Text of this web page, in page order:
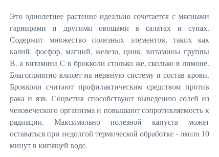
Это однолетнее растение идеально сочетается с мясными
гарнирами и другими овощами в салатах и супах.
Содержит множество полезных элементов, таких как
калий, фосфор, магний, железо, цинк, витамины группы
В, а витамина С в брокколи столько же, сколько в лимоне.
Благоприятно влияет на нервную систему и состав крови.
Брокколи считают профилактическим средством против
рака и язв. Соцветия способствуют выведению солей из
человеческого организма и повышают сопротивляемость к
радиации. Максимально полезной капуста может
оставаться при недолгой термической обработке - около 10
минут в кипящей воде.